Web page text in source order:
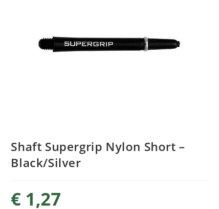
Shaft Supergrip Nylon Short –
Black/Silver
€ 1,27